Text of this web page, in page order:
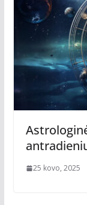
25 kovo, 2025